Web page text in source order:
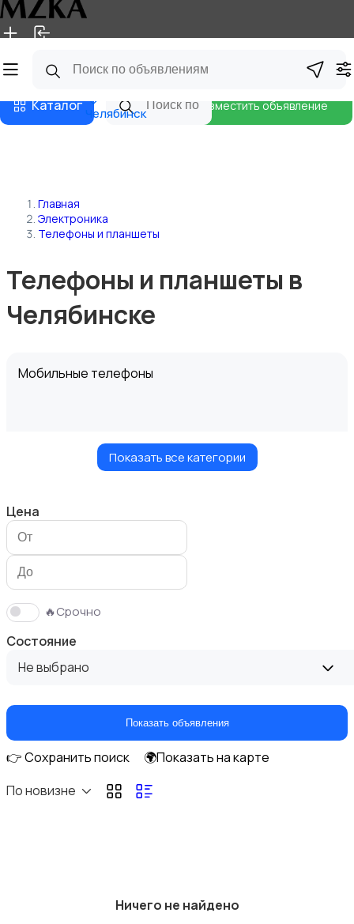
Главная Магазины
Каталог Челябинск
Разместить объявление
Главная
Электроника
Телефоны и планшеты
Телефоны и планшеты в
Челябинске
Мобильные телефоны
Умные часы и браслеты
Стационарные телефоны
Показать все категории
Цена
🔥Срочно
Состояние
Не выбрано
Показать объявления
👉 Сохранить поиск
🌍Показать на карте
По новизне
Ничего не найдено